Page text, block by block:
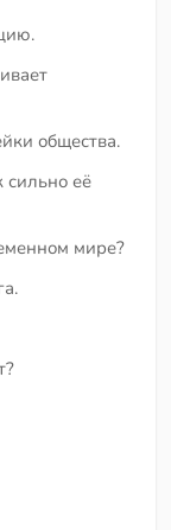
общества.
сильно её
мире?